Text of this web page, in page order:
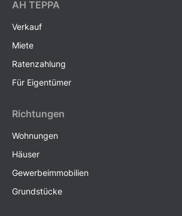
AH ТEPPA
Verkauf
Miete
Ratenzahlung
Für Eigentümer
Richtungen
Wohnungen
Häuser
Gewerbeimmobilien
Grundstücke